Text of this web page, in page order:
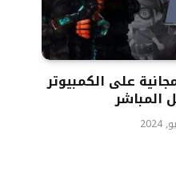
مجانية على الكمبيوتر
المباشر